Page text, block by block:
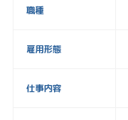
職種
雇用形態
仕事内容